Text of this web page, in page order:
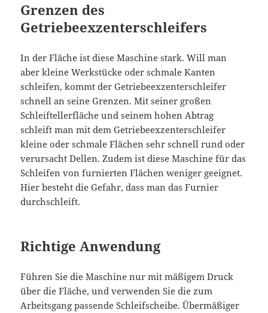
Grenzen des
Getriebeexzenterschleifers
In der Fläche ist diese Maschine stark. Will man
aber kleine Werkstücke oder schmale Kanten
schleifen, kommt der Getriebeexzenterschleifer
schnell an seine Grenzen. Mit seiner großen
Schleiftellerfläche und seinem hohen Abtrag
schleift man mit dem Getriebeexzenterschleifer
kleine oder schmale Flächen sehr schnell rund oder
verursacht Dellen. Zudem ist diese Maschine für das
Schleifen von furnierten Flächen weniger geeignet.
Hier besteht die Gefahr, dass man das Furnier
durchschleift.
Richtige Anwendung
Führen Sie die Maschine nur mit mäßigem Druck
über die Fläche, und verwenden Sie die zum
Arbeitsgang passende Schleifscheibe. Übermäßiger